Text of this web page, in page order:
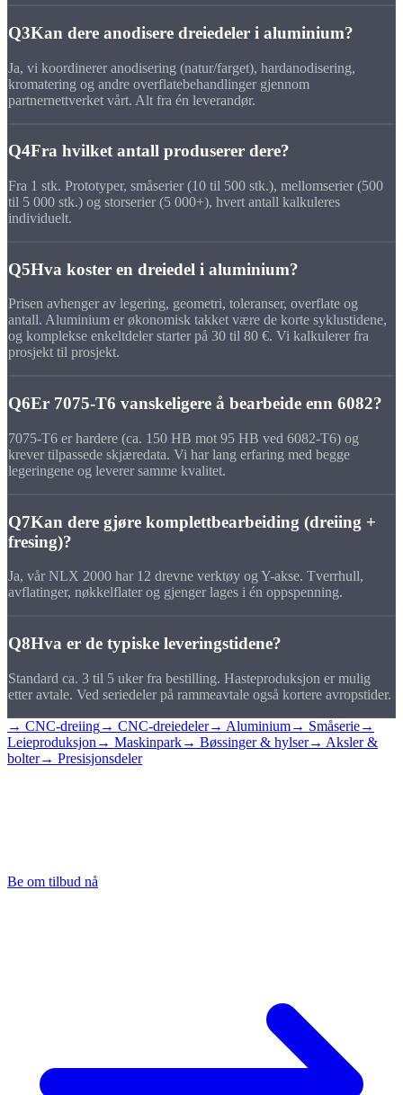
Q3Kan dere anodisere dreiedeler i aluminium?
Ja, vi koordinerer anodisering (natur/farget), hardanodisering,
kromatering og andre overflatebehandlinger gjennom
partnernettverket vårt. Alt fra én leverandør.
Q4Fra hvilket antall produserer dere?
Fra 1 stk. Prototyper, småserier (10 til 500 stk.), mellomserier (500
til 5 000 stk.) og storserier (5 000+), hvert antall kalkuleres
individuelt.
Q5Hva koster en dreiedel i aluminium?
Prisen avhenger av legering, geometri, toleranser, overflate og
antall. Aluminium er økonomisk takket være de korte syklustidene,
og komplekse enkeltdeler starter på 30 til 80 €. Vi kalkulerer fra
prosjekt til prosjekt.
Q6Er 7075-T6 vanskeligere å bearbeide enn 6082?
7075-T6 er hardere (ca. 150 HB mot 95 HB ved 6082-T6) og
krever tilpassede skjæredata. Vi har lang erfaring med begge
legeringene og leverer samme kvalitet.
Q7Kan dere gjøre komplettbearbeiding (dreiing +
fresing)?
Ja, vår NLX 2000 har 12 drevne verktøy og Y-akse. Tverrhull,
avflatinger, nøkkelflater og gjenger lages i én oppspenning.
Q8Hva er de typiske leveringstidene?
Standard ca. 3 til 5 uker fra bestilling. Hasteproduksjon er mulig
etter avtale. Ved seriedeler på rammeavtale også kortere avropstider.
→ CNC-dreiing→ CNC-dreiedeler→ Aluminium→ Småserie→
Leieproduksjon → Maskinpark→ Bøssinger & hylser→ Aksler &
bolter→ Presisjonsdeler
Be om tilbud nå